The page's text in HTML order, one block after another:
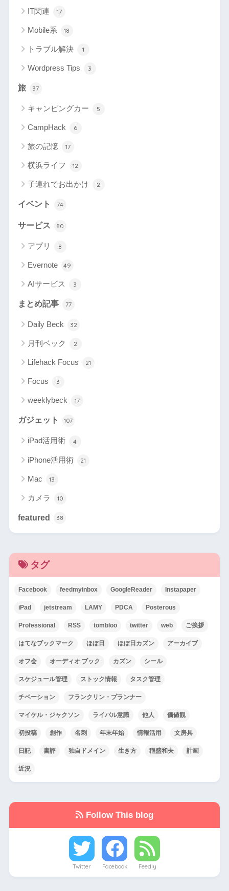
IT関連 17
Mobile系 18
トラブル解決 1
Wordpress Tips 3
旅 37
キャンピングカー 5
CampHack 6
旅の記憶 17
横浜ライフ 12
子連れでお出かけ 2
イベント 74
サービス 80
アプリ 8
Evernote 49
AIサービス 3
まとめ記事 77
Daily Beck 32
月刊ベック 2
Lifehack Focus 21
Focus 3
weeklybeck 17
ガジェット 107
iPad活用術 4
iPhone活用術 21
Mac 13
カメラ 10
featured 38
タグ
Facebook feedmyinbox GoogleReader Instapaper
iPad jetstream LAMY PDCA Posterous
Professional RSS tombloo twitter web ご挨拶
はてなブックマーク ほぼ日 ほぼ日カズン アーカイブ
オフ会 オーディオ ブック カズン シール
スケジュール管理 ストック情報 タスク管理
チベーション フランクリン・プランナー
マイケル・ジャクソン ライバル意識 他人 価値観
初投稿 創作 名刺 年末年始 情報活用 文房具
日記 書評 独自ドメイン 生き方 稲盛和夫 計画
近況
Follow This blog
Twitter Facebook Feedly